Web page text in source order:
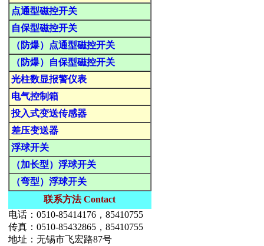
点通型磁控开关
自保型磁控开关
（防爆）点通型磁控开关
（防爆）自保型磁控开关
光柱数显报警仪表
电气控制箱
投入式变送传感器
差压变送器
浮球开关
（加长型）浮球开关
（弯型）浮球开关
联系方法 Contact
电话：0510-85414176，85410755
传真：0510-85432865，85410755
地址：无锡市飞宏路87号